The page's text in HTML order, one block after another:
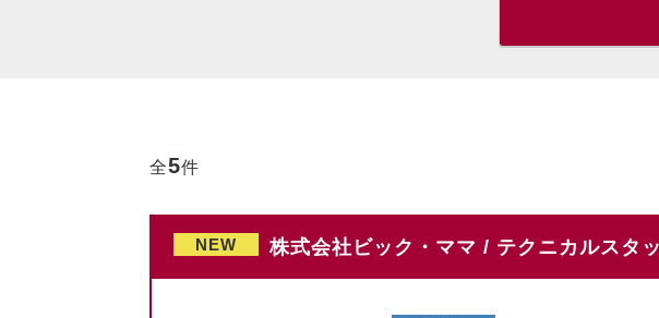
全5件
NEW 株式会社ビック・ママ / テクニカルスタ